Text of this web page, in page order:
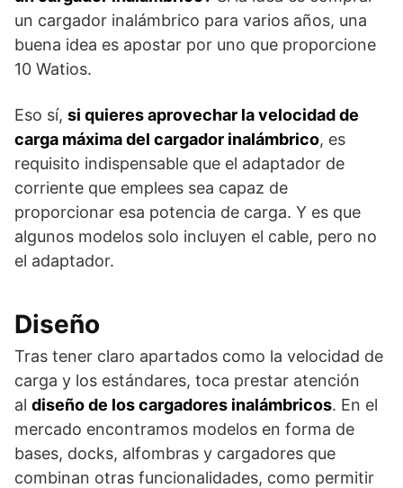
un cargador inalámbrico para varios años, una
buena idea es apostar por uno que proporcione
10 Watios.
Eso sí, si quieres aprovechar la velocidad de
carga máxima del cargador inalámbrico, es
requisito indispensable que el adaptador de
corriente que emplees sea capaz de
proporcionar esa potencia de carga. Y es que
algunos modelos solo incluyen el cable, pero no
el adaptador.
Diseño
Tras tener claro apartados como la velocidad de
carga y los estándares, toca prestar atención
al diseño de los cargadores inalámbricos. En el
mercado encontramos modelos en forma de
bases, docks, alfombras y cargadores que
combinan otras funcionalidades, como permitir